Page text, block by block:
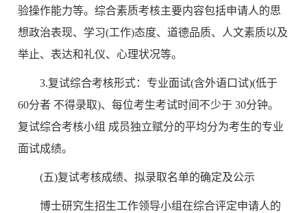
验操作能力等。综合素质考核主要内容包括申请人的思
想政治表现、学习(工作)态度、道德品质、人文素质以及
举止、表达和礼仪、心理状况等。
3.复试综合考核形式：专业面试(含外语口试)(低于
60分者 不得录取)、每位考生考试时间不少于 30分钟。
复试综合考核小组 成员独立赋分的平均分为考生的专业
面试成绩。
(五)复试考核成绩、拟录取名单的确定及公示
博士研究生招生工作领导小组在综合评定申请人的